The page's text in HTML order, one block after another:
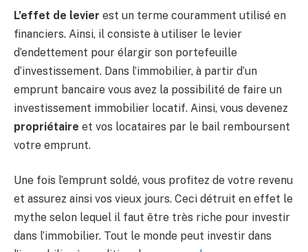
L’effet de levier est un terme couramment utilisé en
financiers. Ainsi, il consiste à utiliser le levier
d’endettement pour élargir son portefeuille
d’investissement. Dans l’immobilier, à partir d’un
emprunt bancaire vous avez la possibilité de faire un
investissement immobilier locatif. Ainsi, vous devenez
propriétaire et vos locataires par le bail remboursent
votre emprunt.
Une fois l’emprunt soldé, vous profitez de votre revenu
et assurez ainsi vos vieux jours. Ceci détruit en effet le
mythe selon lequel il faut être très riche pour investir
dans l’immobilier. Tout le monde peut investir dans